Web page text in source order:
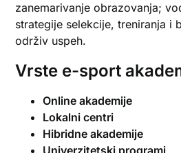
zanemarivanje obrazovanja;
strategije selekcije, treniranja i
održiv uspeh.
Vrste e-sport
Online akademije
Lokalni centri
Hibridne akademije
Univerzitetski programi